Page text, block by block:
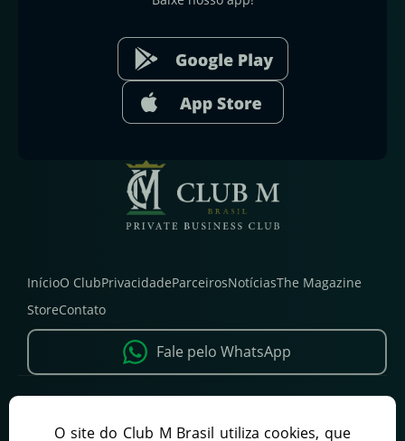
InícioO ClubPrivacidadeParceirosNotíciasThe Magazine
StoreContato
Fale pelo WhatsApp
O site do Club M Brasil utiliza cookies, que